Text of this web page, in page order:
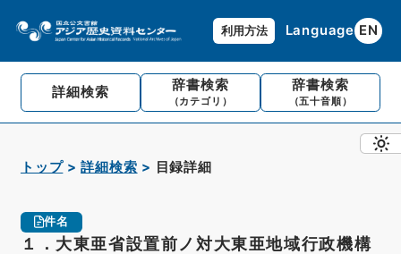
利用方法 Language EN
詳細検索 辞書検索
（カテゴリ）
辞書検索
（五十音順）
トップ 詳細検索 目録詳細
件名
１．大東亜省設置前ノ対大東亜地域行政機構